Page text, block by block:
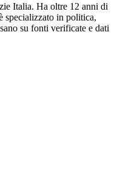
Italia. Ha oltre 12 anni di
specializzato in politica,
su fonti verificate e dati